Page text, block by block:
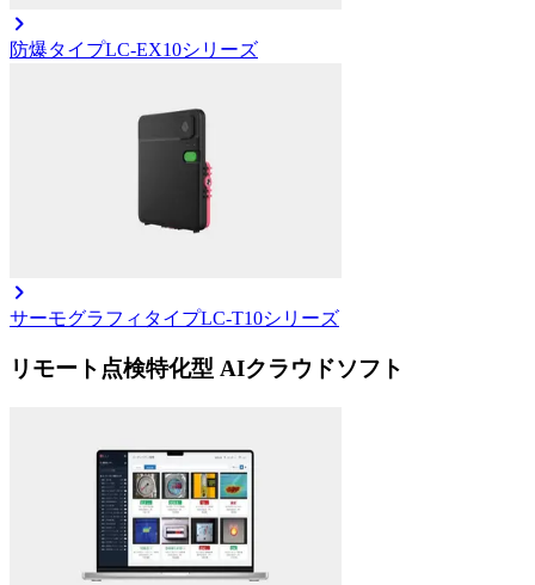
防爆タイプLC-EX10シリーズ
サーモグラフィタイプLC-T10シリーズ
リモート点検特化型 AIクラウドソフト